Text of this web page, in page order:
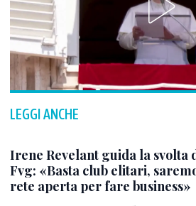
LEGGI ANCHE
Irene Revelant guida la svolta
Fvg: «Basta club elitari,
rete aperta per fare business»